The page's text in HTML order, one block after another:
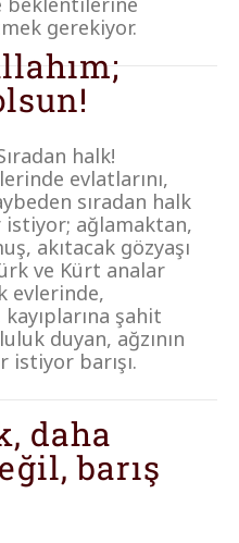
gerekiyor.
halk!
evlatlarını,
sıradan halk
istiyor; ağlamaktan,
akıtacak gözyaşı
ve Kürt analar
evlerinde,
kayıplarına şahit
duyan, ağzının
istiyor barışı.
daha
barış